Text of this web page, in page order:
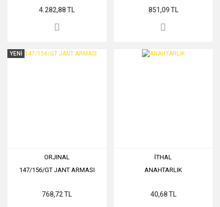
4.282,88 TL 851,09 TL
YENİ
ORJINAL
147/156/GT JANT ARMASI
768,72 TL
İTHAL
ANAHTARLIK
40,68 TL